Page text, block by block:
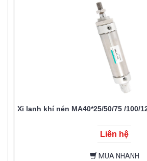
Xi lanh khí nén MA40*25/50/75 /100/
Liên hệ
MUA NHANH